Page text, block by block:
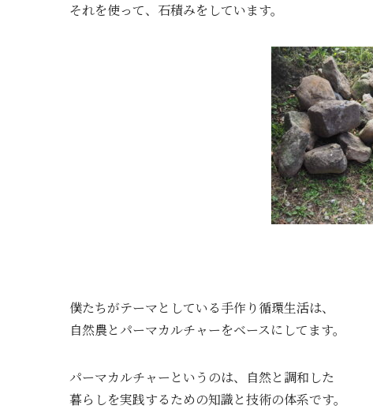
それを使って、石積みをしています。
僕たちがテーマとしている手作り循環生活は、
自然農とパーマカルチャーをベースにしてます。
パーマカルチャーというのは、自然と調和した
暮らしを実践するための知識と技術の体系です。